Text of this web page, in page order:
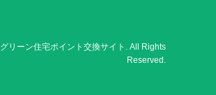
グリーン住宅ポイント交換サイト
. All Rights
Reserved.